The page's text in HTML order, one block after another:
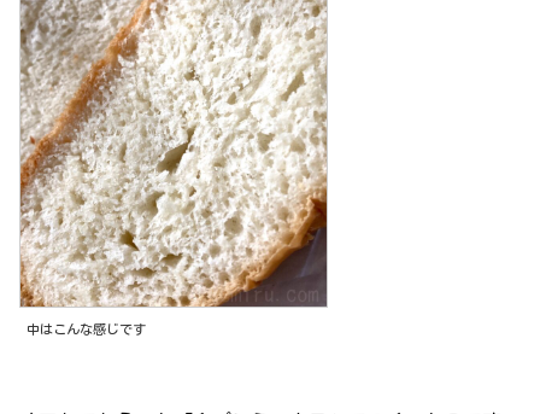
中はこんな感じです